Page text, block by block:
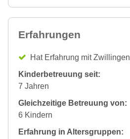
Erfahrungen
Hat Erfahrung mit Zwillingen
Kinderbetreuung seit:
7 Jahren
Gleichzeitige Betreuung von:
6 Kindern
Erfahrung in Altersgruppen: